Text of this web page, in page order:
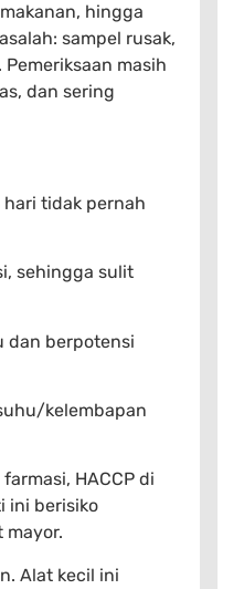
hingga
sampel rusak,
masih
dan sering
hari tidak pernah
sehingga sulit
dan berpotensi
kelembapan
HACCP di
ini berisiko
mayor.
Alat kecil ini